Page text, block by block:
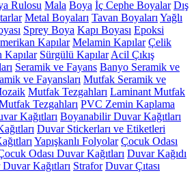
Rulosu Mala Boya İç Cephe Boyalar Dış
Metal Boyaları Tavan Boyaları Yağlı
Sprey Boya Kapı Boyası Epoksi
Kapılar Melamin Kapılar Çelik
Kapılar Sürgülü Kapılar Acil Çıkış
Seramik ve Fayans Banyo Seramik ve
ve Fayansları Mutfak Seramik ve
Mutfak Tezgahları Laminant Mutfak
Tezgahları PVC Zemin Kaplama
Kağıtları Boyanabilir Duvar Kağıtları
Duvar Stickerları ve Etiketleri
Yapışkanlı Folyolar Çocuk Odası
Odası Duvar Kağıtları Duvar Kağıdı
Duvar Kağıtları Strafor Duvar Çıtası